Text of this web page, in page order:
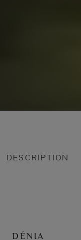
DESCRIPTION
DÉNIA